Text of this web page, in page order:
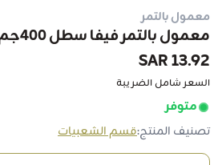
معمول بالتمر
معمول بالتمر فيفا سطل 400جم
13.92 SAR
السعر شامل الضريبة
متوفر
تصنيف المنتج:قسم الشعبيات